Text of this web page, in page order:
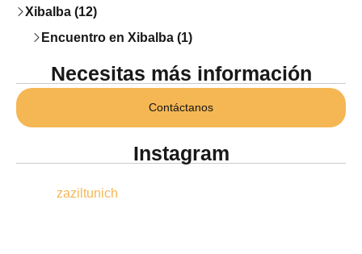
Xibalba (12)
Encuentro en Xibalba (1)
Necesitas más información
Contáctanos
Instagram
zaziltunich